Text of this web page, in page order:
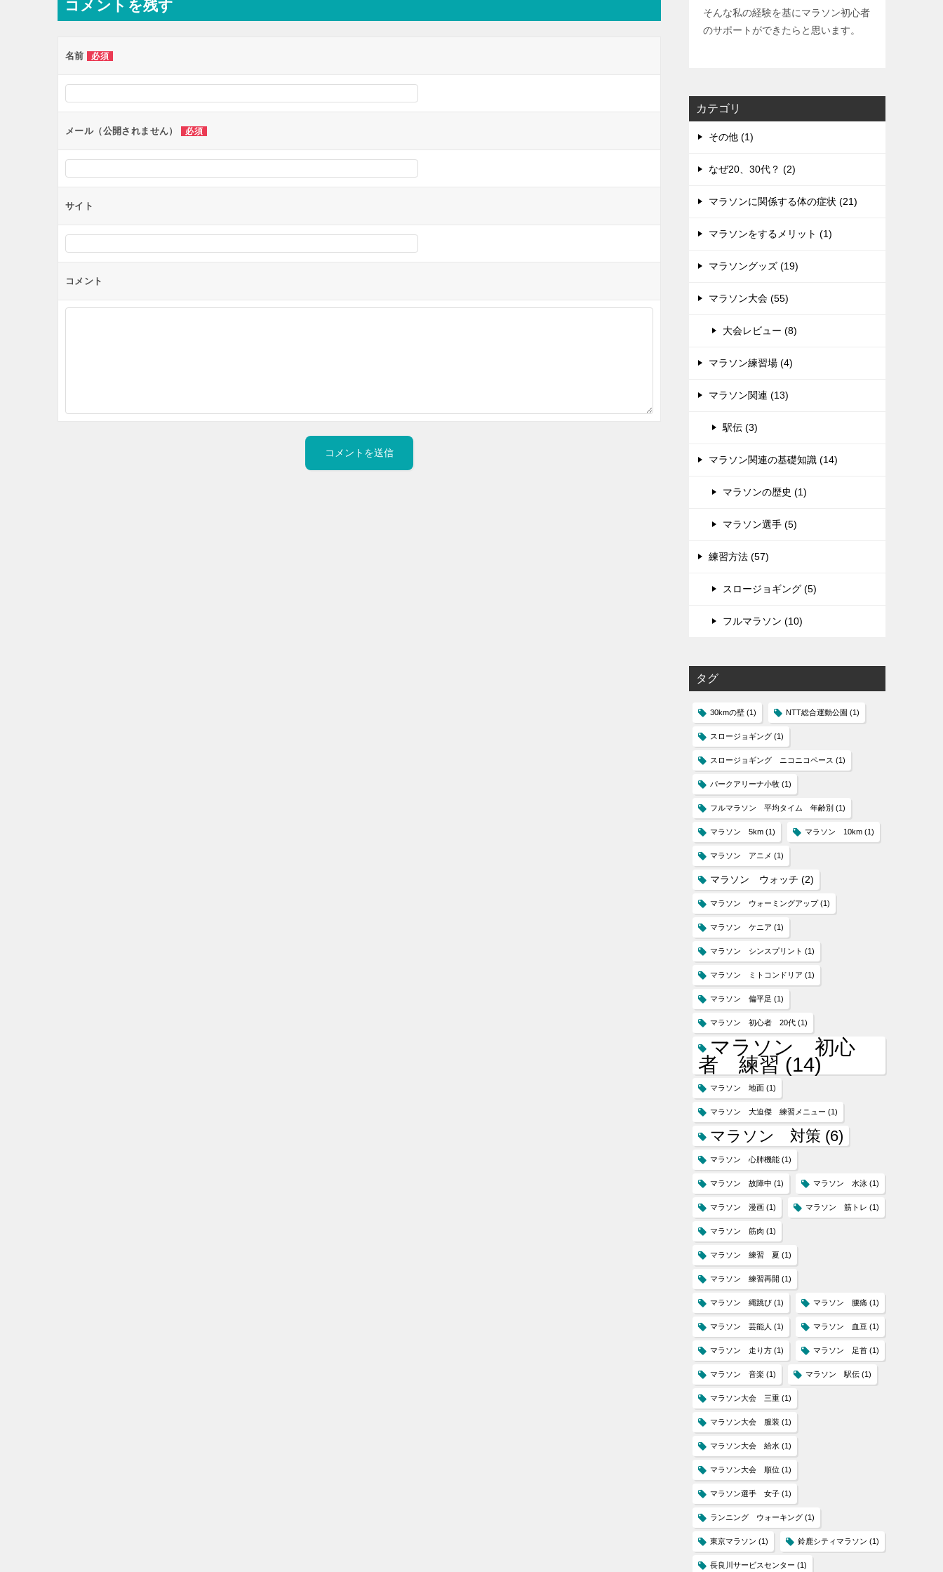
ビ
ー
ョ
ン
コメントを残す
名前 必須
メール（公開されません） 必須
サイト
コメント
そんな私の経験を基にマラソン初心者
のサポートができたらと思います。
カテゴリ
その他 (1)
なぜ20、30代？ (2)
マラソンに関係する体の症状 (21)
マラソンをするメリット (1)
マラソングッズ (19)
マラソン大会 (55)
大会レビュー (8)
マラソン練習場 (4)
マラソン関連 (13)
駅伝 (3)
マラソン関連の基礎知識 (14)
マラソンの歴史 (1)
マラソン選手 (5)
練習方法 (57)
スロージョギング (5)
フルマラソン (10)
タグ
30kmの壁 (1) NTT総合運動公園 (1)
スロージョギング (1)
スロージョギング ニコニコペース (1)
パークアリーナ小牧 (1)
フルマラソン 平均タイム 年齢別 (1)
マラソン 5km (1) マラソン 10km (1)
マラソン アニメ (1)
マラソン ウォッチ (2)
マラソン ウォーミングアップ(1)
マラソン ケニア (1)
マラソン シンスプリント (1)
マラソン ミトコンドリア (1)
マラソン 偏平足 (1)
マラソン 初心者 20代 (1)
マラソン 初心
者 練習 (14)
マラソン 地面 (1)
マラソン 大迫傑 練習メニュー (1)
マラソン 対策 (6)
マラソン 心肺機能 (1)
マラソン 故障中 (1) マラソン 水泳 (1)
マラソン 漫画 (1) マラソン 筋トレ (1)
マラソン 筋肉 (1)
マラソン 練習 夏 (1)
マラソン 練習再開 (1)
マラソン 縄跳び (1) マラソン 腰痛 (1)
マラソン 芸能人 (1) マラソン 血豆 (1)
マラソン 走り方 (1) マラソン 足首 (1)
マラソン 音楽 (1) マラソン 駅伝 (1)
マラソン大会 三重 (1)
マラソン大会 服装 (1)
マラソン大会 給水 (1)
マラソン大会 順位 (1)
マラソン選手 女子 (1)
ランニング ウォーキング (1)
東京マラソン (1) 鈴鹿シティマラソン (1)
長良川サービスセンター (1)